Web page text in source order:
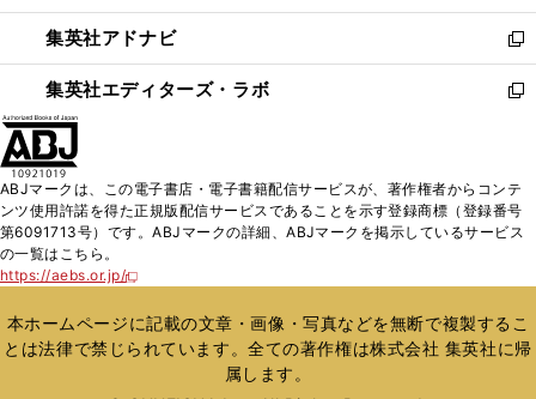
開
く
ウ
で
開
く
ン
ド
ウ
で
ウ
ィ
ン
ド
く
集英社アドナビ
新
し
い
ド
ウ
で
集英社エディターズ・ラボ
新
ィ
ン
開
く
ABJマークは、この電子書店・電子書籍配信サービスが、著作権者からコンテ
ンツ使用許諾を得た正規版配信サービスであることを示す登録商標（登録番号
第6091713号）です。ABJマークの詳細、ABJマークを掲示しているサービス
の一覧はこちら。
https://aebs.or.jp/
新
い
ウ
ィ
本ホームページに記載の文章・画像・写真などを無断で複製するこ
とは法律で禁じられています。全ての著作権は株式会社 集英社に帰
属します。